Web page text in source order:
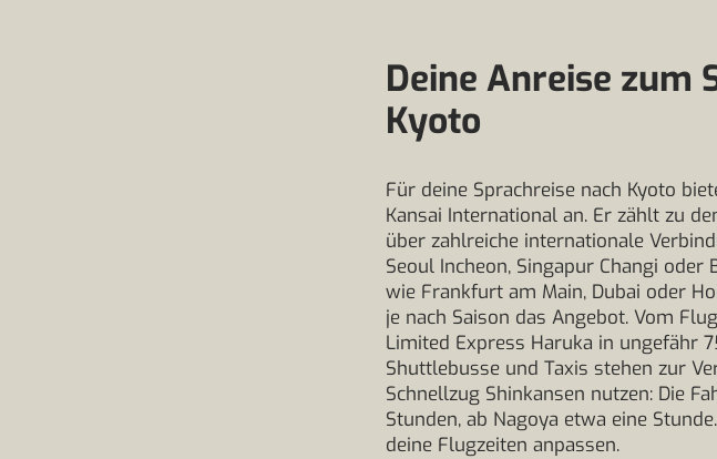
Deine Anreise zum
Kyoto
Für deine Sprachreise nach Kyoto
Kansai International an. Er zählt zu
über zahlreiche internationale
Seoul Incheon, Singapur Changi
wie Frankfurt am Main, Dubai oder
je nach Saison das Angebot. Vom
Limited Express Haruka in ungefähr
Shuttlebusse und Taxis stehen zur
Schnellzug Shinkansen nutzen: Die
Stunden, ab Nagoya etwa eine
deine Flugzeiten anpassen.